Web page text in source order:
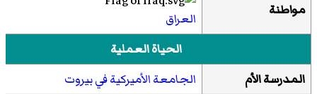
مواطنة
العراق
الحياة العملية
المدرسة الأم
الجامعة الأميركية في بيروت